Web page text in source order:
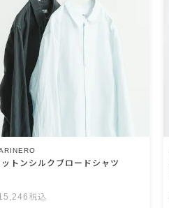
トンシルクブロードシャツ
税込